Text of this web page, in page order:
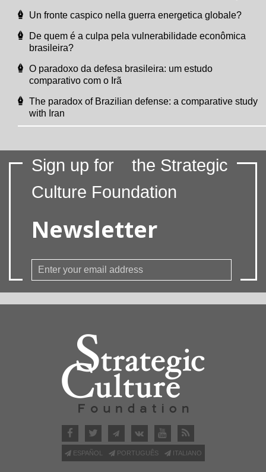
Un fronte caspico nella guerra energetica globale?
De quem é a culpa pela vulnerabilidade econômica
brasileira?
O paradoxo da defesa brasileira: um estudo
comparativo com o Irã
The paradox of Brazilian defense: a comparative study
with Iran
Sign up for
the Strategic
Culture Foundation
Newsletter
ESPAÑOL PORTUGUÊS ITALIANO